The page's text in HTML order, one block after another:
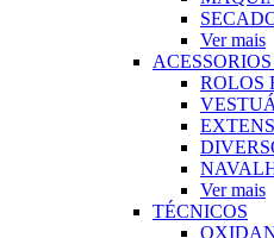
Ver mais
ROLOS
Ver mais
TÉCNICOS